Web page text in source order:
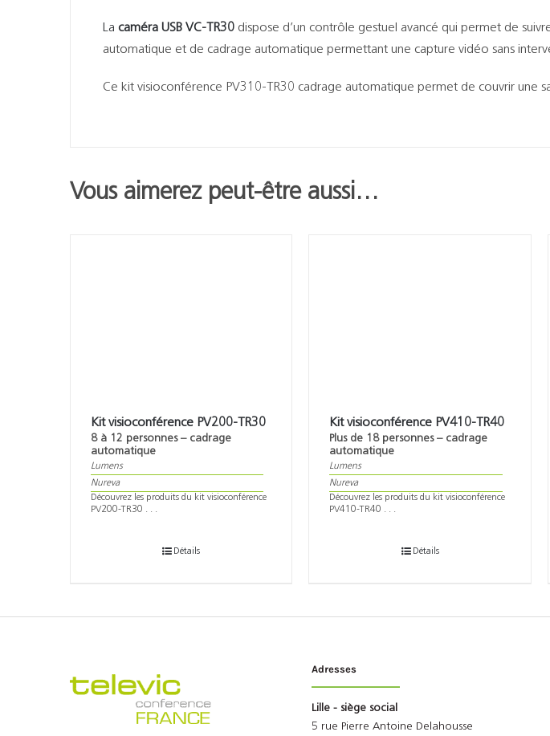
La caméra USB VC-TR30dispose d’un contrôle gestuel avancé qui permet de
automatique et de cadrage automatique permettant une capture vidéo sans
Ce kit visioconférence PV310-TR30 cadrage automatique permet de couvrir une
Vous aimerez peut-être aussi…
Kit visioconférence PV200-TR30
8 à 12 personnes – cadrage
automatique
Lumens
Nureva
Découvrez les produits du kit visioconférence
PV200-TR30 . . .
Détails
Kit visioconférence PV410-TR40
Plus de 18 personnes – cadrage
automatique
Lumens
Nureva
Découvrez les produits du kit visioconférence
PV410-TR40 . . .
Détails
Adresses
Lille - siège social
5 rue Pierre Antoine Delahousse